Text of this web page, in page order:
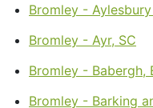
Bromley - Aylesbury
Bromley - Ayr, SC
Bromley - Babergh,
Bromley - Barking